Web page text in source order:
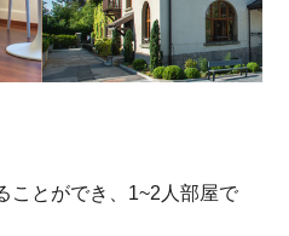
ことができ、1~2人部屋で